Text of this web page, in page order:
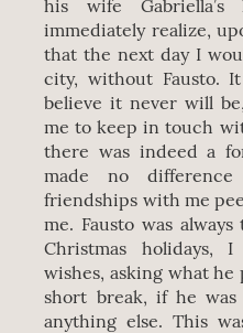
his wife Gabriella’s
immediately realize,
that the next day I
city, without Fausto.
believe it never will
me to keep in touch
there was indeed a
made no
friendships with me
me. Fausto was
Christmas holidays,
wishes, asking what
short break, if he
anything else. This